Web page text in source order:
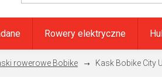
Rowery elektryczne
rowerowe Bobike Kask Bobike City